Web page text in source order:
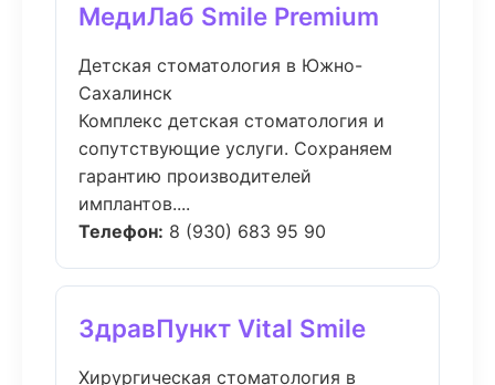
МедиЛаб Smile Premium
Детская стоматология в Южно-
Сахалинск
Комплекс детская стоматология и
сопутствующие услуги. Сохраняем
гарантию производителей
имплантов....
Телефон: 8 (930) 683 95 90
ЗдравПункт Vital Smile
Хирургическая стоматология в